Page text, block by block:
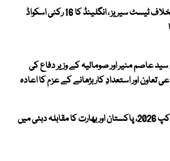
پاکستان کیخلاف ٹیسٹ سیریز ، انگلینڈ کا 16 رکنی اسکواڈ
عاصم منیر اور صومالیہ کے وزیر دفاع کی
تعاون اور استعدادِ کار بڑھانے کے عزم کا اعادہ
ویمنز ایشیا کپ 2026، پاکستان اور بھارت کا مقابلہ دبئی میں